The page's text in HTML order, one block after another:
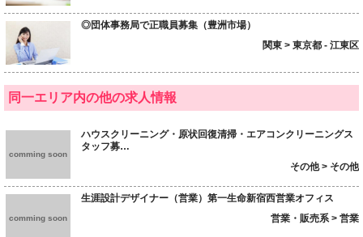
◎団体事務局で正職員募集（豊洲市場）
関東 > 東京都 - 江東区
同一エリア内の他の求人情報
comming soon
ハウスクリーニング・原状回復清掃・エアコンクリーニングス
タッフ募…
その他 > その他
comming soon
生涯設計デザイナー（営業）第一生命新宿西営業オフィス
営業・販売系 > 営業